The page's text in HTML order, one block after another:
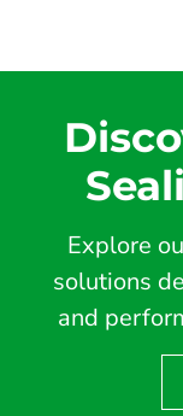
Explore
solutions
and